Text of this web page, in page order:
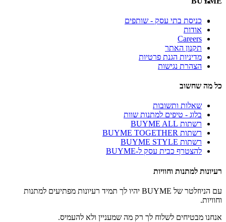
כניסת בתי עסק - שותפים
אודות
Careers
תקנון האתר
מדיניות הגנת פרטיות
הצהרת נגישות
כל מה שחשוב
שאלות ותשובות
בלוג - טיפים למתנות שוות
רשתות BUYME ALL
רשתות BUYME TOGETHER
רשתות BUYME STYLE
להצטרף כבית עסק ל-BUYME
רעיונות למתנות וחוויות
עם הניוזלטר של BUYME יהיו לך תמיד רעיונות מפתיעים למתנות
וחוויות.
אנחנו מבטיחים לשלוח לך רק מה שמעניין ולא להעמיס.